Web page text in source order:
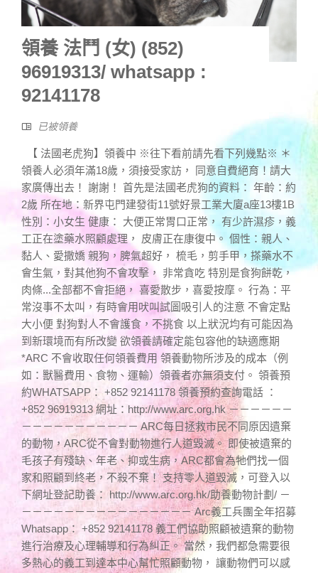
領養 法鬥 (女) (852)
96919313/ whatsapp :
92141178
已被領養
【 法國老虎狗】領養中 ※往下看前請先看下列幾點※ ＊
領養人必須年滿18歲，須接受家訪， 同意自費絕育！請大
家廣傳出去！ 謝謝！ 首先是法國老虎狗的資料： 年齡：約
2歲 所在地：新界屯門建發街11號好景工業大廈a座13樓1B
性別：小女生 健康： 大便正常胃口正常， 有少許濕疹，義
工正在塗藥水照顧處理， 皮膚正在康復中。 個性：親人、
黏人、愛撒嬌 親狗，脾氣超好， 梳毛，剪手甲，搽藥水不
會生氣，對其他狗不會攻擊， 非常貪吃 特別是食狗餅乾，
肉條...全部都不會拒絕， 喜愛散步，喜愛按摩。 行為：平
常沒事不太叫，有時會用吠叫試圖吸引人的注意 不會定點
大小便 對狗對人不會護食，不挑食 以上狀況均有可能因為
到新環境而有所改變 欲領養請確定能包容他的缺適應期
*ARC 不會收取任何領養費用 領養動物所涉及的成本（例
如：獸醫費用、食物、運輸）領養者亦無須支付。 領養預
約WHATSAPP： +852 92141178 領養預約查詢電話 ：
+852 96919313 網址：http://www.arc.org.hk －－－－－－
－－－－－－－－－－－ ARC每日拯救市民不同原因遺棄
的動物，ARC從不會對動物進行人道毀滅。 即使被遺棄的
毛孩子有殘缺、年老、抑或生病，ARC都會為牠們找一個
家和照顧到終老，不殺不棄！ 支持零人道毀滅，可登入以
下網址登記助養： http://www.arc.org.hk/助養動物計劃/ －
－－－－－－－－－－－－－－－－ Arc義工兵團全年招募
Whatsapp： +852 92141178 義工們協助照顧被遺棄的動物
進行治療及心理輔導和行為糾正。 當然，我們都急需要很
多熱心的義工到達本中心幫忙照顧動物， 讓動物們可以感